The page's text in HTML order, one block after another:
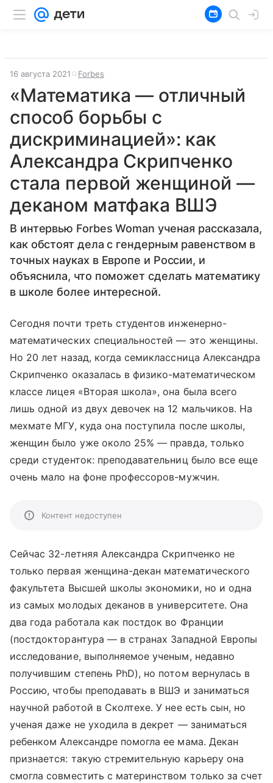
16 августа 2021 Forbes
«Математика — отличный
способ борьбы с
дискриминацией»: как
Александра Скрипченко
стала первой женщиной —
деканом матфака ВШЭ
В интервью Forbes Woman ученая рассказала,
как обстоят дела с гендерным равенством в
точных науках в Европе и России, и
объяснила, что поможет сделать математику
в школе более интересной.
Сегодня почти треть студентов инженерно-
математических специальностей — это женщины.
Но 20 лет назад, когда семиклассница Александра
Скрипченко оказалась в физико-математическом
классе лицея «Вторая школа», она была всего
лишь одной из двух девочек на 12 мальчиков. На
мехмате МГУ, куда она поступила после школы,
женщин было уже около 25% — правда, только
среди студенток: преподавательниц было все еще
очень мало на фоне профессоров-мужчин.
Контент недоступен
Сейчас 32-летняя Александра Скрипченко не
только первая женщина-декан математического
факультета Высшей школы экономики, но и одна
из самых молодых деканов в университете. Она
два года работала как постдок во Франции
(постдокторантура — в странах Западной Европы
исследование, выполняемое ученым, недавно
получившим степень PhD), но потом вернулась в
Россию, чтобы преподавать в ВШЭ и заниматься
научной работой в Сколтехе. У нее есть сын, но
ученая даже не уходила в декрет — заниматься
ребенком Александре помогла ее мама. Декан
признается: такую стремительную карьеру она
смогла совместить с материнством только за счет